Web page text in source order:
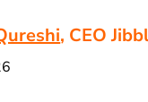
, CEO